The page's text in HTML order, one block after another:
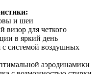
и шеи
визор для четкого
в яркий день
с системой воздушных
аэродинамики